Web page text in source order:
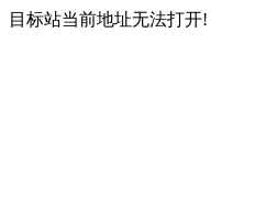
目标站当前地址无法打开!